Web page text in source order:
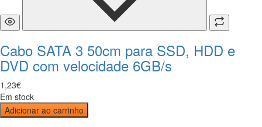
Cabo SATA 3 50cm para SSD, HDD e
DVD com velocidade 6GB/s
1 ,23€
Em stock
Adicionar ao carrinho